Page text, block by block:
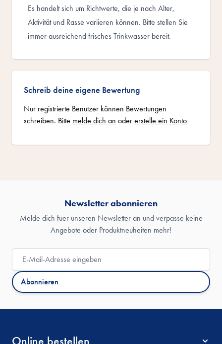
Es handelt sich um Richtwerte, die je nach Alter,
Aktivität und Rasse variieren können. Bitte stellen Sie
immer ausreichend frisches Trinkwasser bereit.
Schreib deine eigene Bewertung
Nur registrierte Benutzer können Bewertungen
schreiben. Bitte melde dich an odererstelle ein Konto
Newsletter abonnieren
Melde dich fuer unseren Newsletter an und verpasse keine
Angebote oder Produktneuheiten mehr!
E-Mail-Adresse
Abonnieren
Online bestellen